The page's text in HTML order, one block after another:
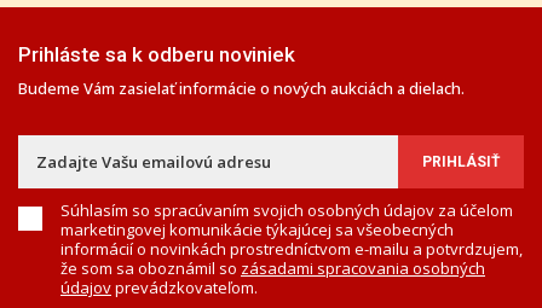
Prihláste sa k odberu noviniek
Budeme Vám zasielať informácie o nových aukciách a dielach.
Súhlasím so spracúvaním svojich osobných údajov za účelom
marketingovej komunikácie týkajúcej sa všeobecných
informácií o novinkách prostredníctvom e-mailu a potvrdzujem,
že som sa oboznámil so zásadami spracovania osobných
údajovprevádzkovateľom.